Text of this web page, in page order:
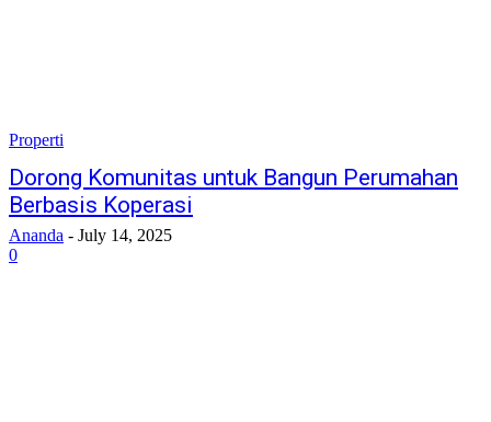
Properti
Dorong Komunitas untuk Bangun Perumahan
Berbasis Koperasi
Ananda - July 14, 2025
0